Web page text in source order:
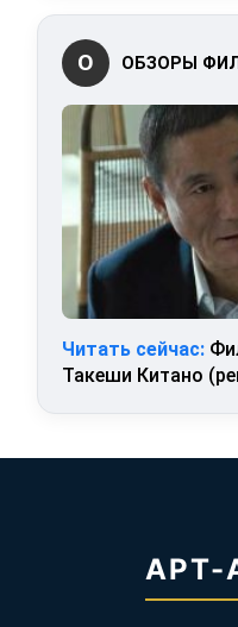
О ОБЗОРЫ
Читать сейчас:
Такеши Китано
АРТ-